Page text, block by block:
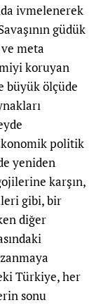
ivmelenerek
güdük
meta
koruyan
büyük ölçüde
politik
yeniden
karşın,
gibi, bir
diğer
Türkiye, her
sonu